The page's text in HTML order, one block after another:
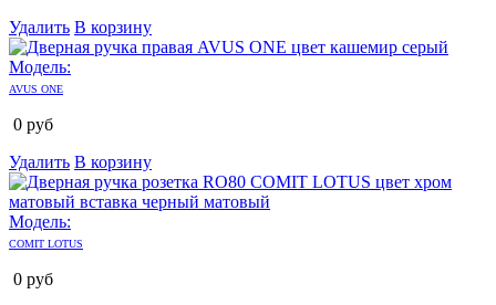
Удалить В корзину
Модель:
AVUS ONE
0 руб
Удалить В корзину
Модель:
COMIT LOTUS
0 руб